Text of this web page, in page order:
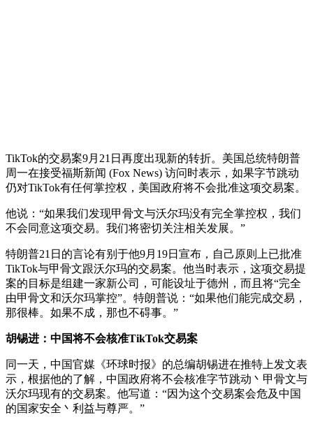
TikTok的交易案9月21日再度出现新的转折。美国总统特朗普
周一在接受福斯新闻 (Fox News) 访问时表示，如果字节跳动
仍对TikTok有任何掌控权，美国政府将不会批准这项交易案。
他说：“如果我们发现甲骨文与沃尔玛没有完全掌控权，我们
不会同意这项交易。我们将密切关注相关发展。”
特朗普21日的言论有别于他9月19日宣布，自己原则上已批准
TikTok与甲骨文跟沃尔玛的交易案。他当时表示，这项交易提
案的目标是组建一家新公司，可能设址于德州，而且将“完全
由甲骨文和沃尔玛掌控”。特朗普说：“如果他们能完成交易，
那很棒。如果不成，那也不碍事。”
胡锡进：中国将不会核准TikTok交易案
同一天，中国官媒《环球时报》的总编胡锡进在推特上发文表
示，根据他的了解，中国政府将不会核准字节跳动丶甲骨文与
沃尔玛现有的交易案。他写道：“因为这个交易案会危及中国
的国家安全丶利益与尊严。”